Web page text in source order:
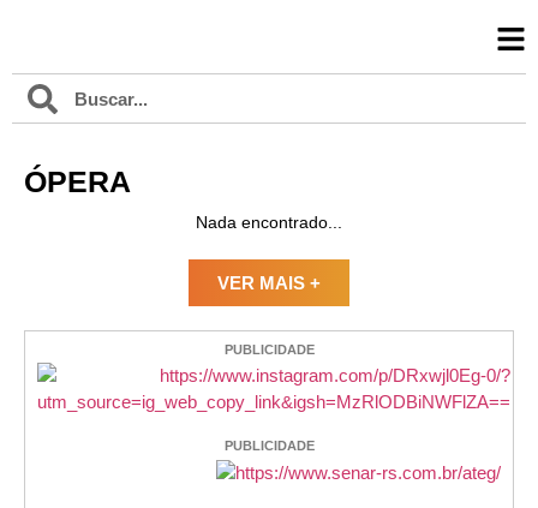
ÓPERA
Nada encontrado...
VER MAIS +
PUBLICIDADE
PUBLICIDADE